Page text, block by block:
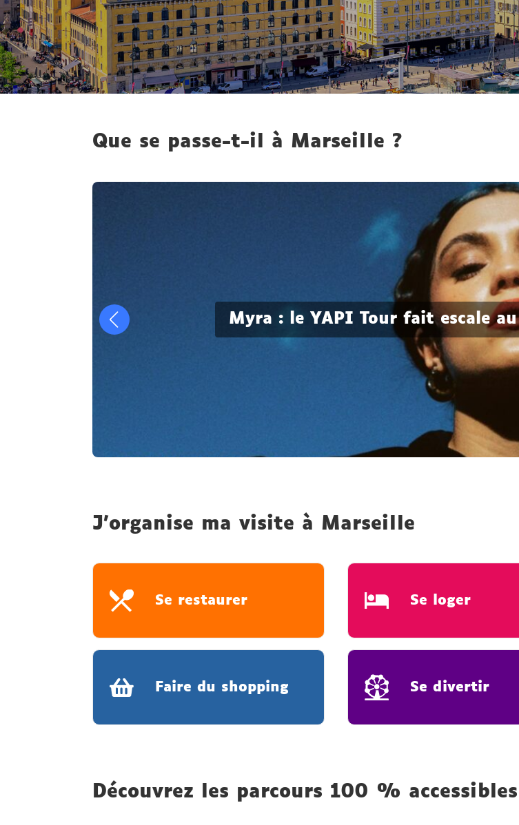
Que se passe-t-il à Marseille ?
Myra : le YAPI Tour fait escale
J’organise ma visite à Marseille
Se restaurer
Faire du shopping
Se loger
Se divertir
Découvrez les parcours 100 % accessibles